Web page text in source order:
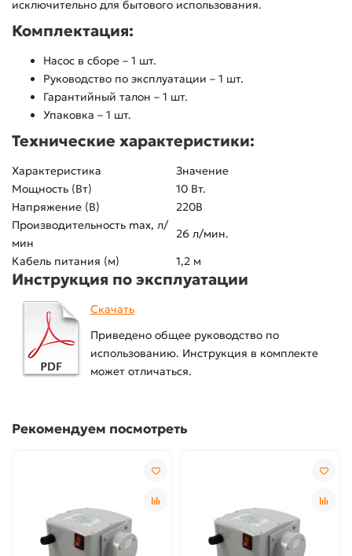
исключительно для бытового использования.
Комплектация:
Насос в сборе – 1 шт.
Руководство по эксплуатации – 1 шт.
Гарантийный талон – 1 шт.
Упаковка – 1 шт.
Технические характеристики:
Характеристика
Значение
Мощность (Вт)
10 Вт.
Напряжение (В)
220В
Производительность max, л/
мин
26 л/мин.
Кабель питания (м)
1,2 м
Инструкция по эксплуатации
Скачать
Приведено общее руководство по
использованию. Инструкция в комплекте
может отличаться.
Рекомендуем посмотреть